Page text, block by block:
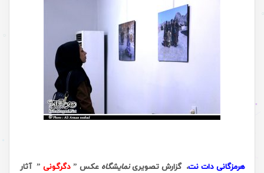
هرمزگانی دات نت، گزارش تصویرینمایشگاه عکس‌ ”دگرگونی ” آثار